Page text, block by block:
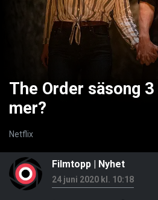
The Order säsong
mer?
Netflix
Filmtopp | Nyhet
24 juni 2020 kl. 10:18